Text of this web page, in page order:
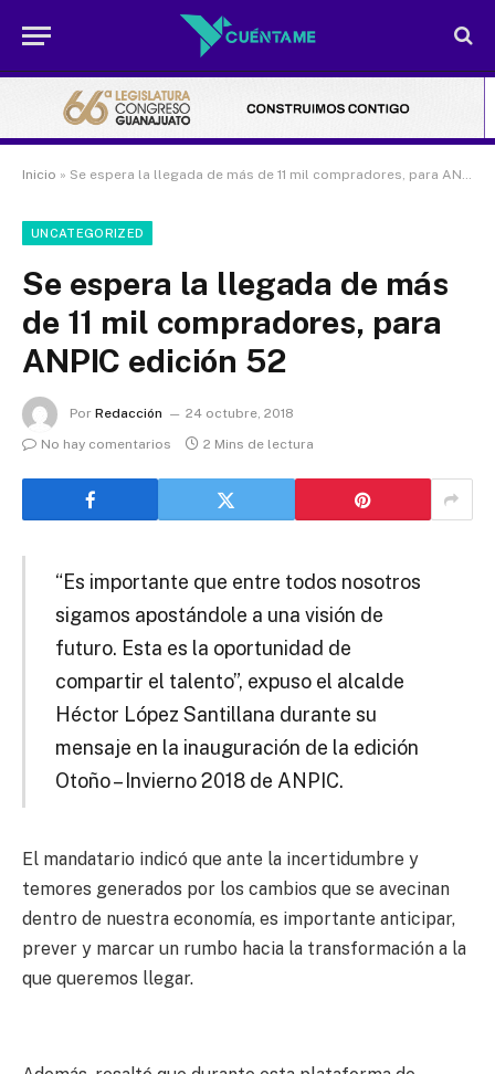
Inicio » Se espera la llegada de más de 11 mil compradores, para ANPIC edición 52
UNCATEGORIZED
Se espera la llegada de más
de 11 mil compradores, para
ANPIC edición 52
Por Redacción
24 octubre, 2018
No hay comentarios
2 Mins de lectura
“Es importante que entre todos nosotros
sigamos apostándole a una visión de
futuro. Esta es la oportunidad de
compartir el talento”, expuso el alcalde
Héctor López Santillana durante su
mensaje en la inauguración de la edición
Otoño – Invierno 2018 de ANPIC.
El mandatario indicó que ante la incertidumbre y
temores generados por los cambios que se avecinan
dentro de nuestra economía, es importante anticipar,
prever y marcar un rumbo hacia la transformación a la
que queremos llegar.